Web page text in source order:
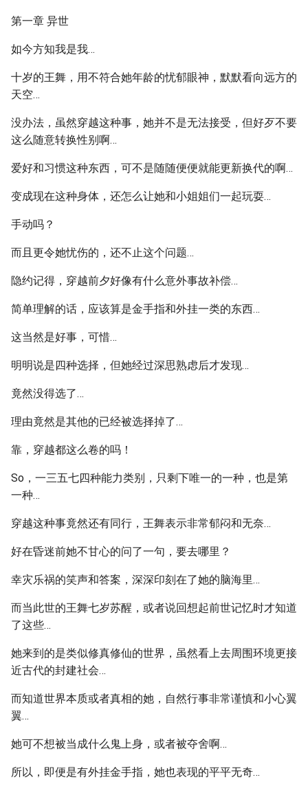
第一章 异世
如今方知我是我…
十岁的王舞，用不符合她年龄的忧郁眼神，默默看向远方的
天空…
没办法，虽然穿越这种事，她并不是无法接受，但好歹不要
这么随意转换性别啊…
爱好和习惯这种东西，可不是随随便便就能更新换代的啊…
变成现在这种身体，还怎么让她和小姐姐们一起玩耍…
手动吗？
而且更令她忧伤的，还不止这个问题…
隐约记得，穿越前夕好像有什么意外事故补偿…
简单理解的话，应该算是金手指和外挂一类的东西…
这当然是好事，可惜…
明明说是四种选择，但她经过深思熟虑后才发现…
竟然没得选了…
理由竟然是其他的已经被选择掉了…
靠，穿越都这么卷的吗！
So，一三五七四种能力类别，只剩下唯一的一种，也是第
一种…
穿越这种事竟然还有同行，王舞表示非常郁闷和无奈…
好在昏迷前她不甘心的问了一句，要去哪里？
幸灾乐祸的笑声和答案，深深印刻在了她的脑海里…
而当此世的王舞七岁苏醒，或者说回想起前世记忆时才知道
了这些…
她来到的是类似修真修仙的世界，虽然看上去周围环境更接
近古代的封建社会…
而知道世界本质或者真相的她，自然行事非常谨慎和小心翼
翼…
她可不想被当成什么鬼上身，或者被夺舍啊…
所以，即便是有外挂金手指，她也表现的平平无奇…